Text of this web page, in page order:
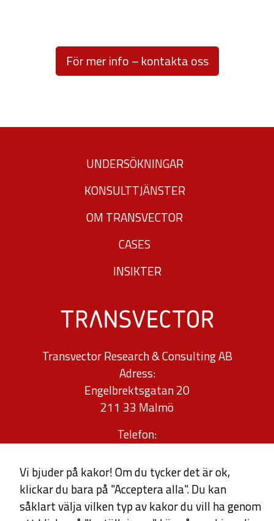
För mer info – kontakta oss
UNDERSÖKNINGAR
KONSULTTJÄNSTER
OM TRANSVECTOR
CASES
INSIKTER
Transvector Research & Consulting AB
Adress:
Engelbrektsgatan 20
211 33 Malmö
Telefon:
0709-96 76 80
info@transvector.se
offert@transvector.se
Vi bjuder på kakor! Om du tycker det är ok,
klickar du bara på "Acceptera alla". Du kan
såklart välja vilken typ av kakor du vill ha genom
För att vår
hemsida ska
de här
kakorna
funktionalitet
Marknadsföring
med dig av dina
beteende när du
surfar ökar du
personligt
anpassat innehåll
och erbjudanden.